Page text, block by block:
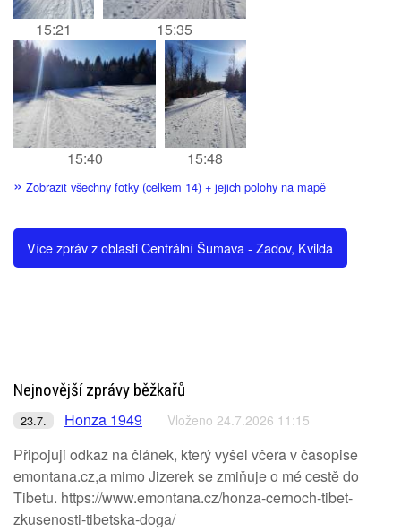
15:21 15:35
15:40 15:48
» Zobrazit všechny fotky (celkem 14) + jejich polohy na mapě
Více zpráv z oblasti Centrální Šumava - Zadov, Kvilda
Nejnovější zprávy běžkařů
23.7. Honza 1949 Vloženo 24.7.2026 11:15
Připojuji odkaz na článek, který vyšel včera v časopise
emontana.cz,a mimo Jizerek se zmiňuje o mé cestě do
Tibetu. https://www.emontana.cz/honza-cernoch-tibet-
zkusenosti-tibetska-doga/